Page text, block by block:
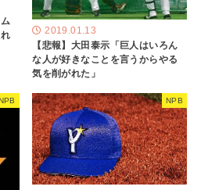
2019.01.13
【悲報】大田泰示「巨人はいろん
な人が好きなことを言うからやる
気を削がれた」
NPB